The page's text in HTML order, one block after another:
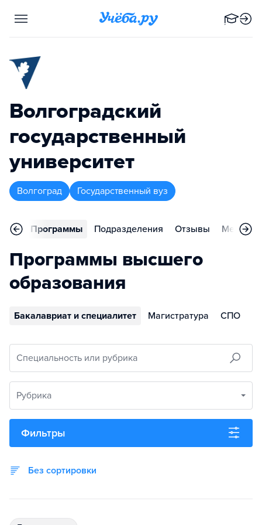
Волгоградский
государственный
университет
Волгоград Государственный вуз
Программы Подразделения Отзывы
Программы высшего
образования
Бакалавриат и специалитет Магистратура СПО
Специальность или рубрика
Рубрика
Фильтры
Без сортировки